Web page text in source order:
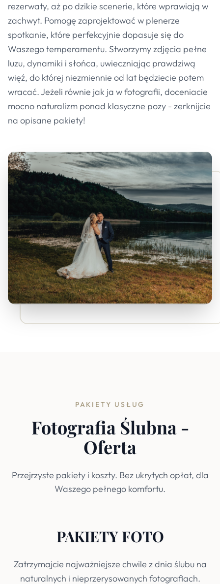
rezerwaty, aż po dzikie scenerie, które wprawiają w
zachwyt. Pomogę zaprojektować w plenerze
spotkanie, które perfekcyjnie dopasuje się do
Waszego temperamentu. Stworzymy zdjęcia pełne
luzu, dynamiki i słońca, uwieczniając prawdziwą
więź, do której niezmiennie od lat będziecie potem
wracać. Jeżeli równie jak ja w fotografii, doceniacie
mocno naturalizm ponad klasyczne pozy - zerknijcie
na opisane pakiety!
PAKIETY USŁUG
Fotografia Ślubna -
Oferta
Przejrzyste pakiety i koszty. Bez ukrytych opłat, dla
Waszego pełnego komfortu.
PAKIETY FOTO
Zatrzymajcie najważniejsze chwile z dnia ślubu na
naturalnych i nieprzerysowanych fotografiach.